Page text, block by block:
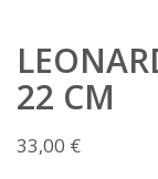
22 CM
33,00 €